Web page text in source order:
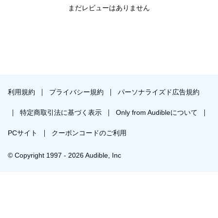
まだレビューはありません
利用規約 プライバシー規約 パーソナライズド広告規約
特定商取引法に基づく表示 Only from Audibleについて
PCサイト クーポンコードのご利用
© Copyright 1997 - 2026 Audible, Inc